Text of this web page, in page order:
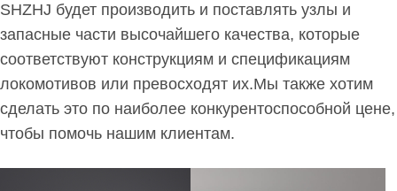
SHZHJ будет производить и поставлять узлы и
запасные части высочайшего качества, которые
соответствуют конструкциям и спецификациям
локомотивов или превосходят их.Мы также хотим
сделать это по наиболее конкурентоспособной цене,
чтобы помочь нашим клиентам.